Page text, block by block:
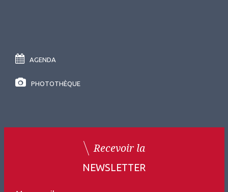
(Japon)
Le microbiote, une révolution
clinique en ophtalmologie
AGENDA
PHOTOTHÈQUE
Recevoir la
NEWSLETTER